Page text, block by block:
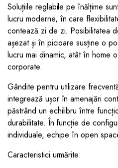
Soluțiile reglabile pe înălțime
lucru moderne, în care
contează zi de zi. Posibilitatea
așezat și în picioare susține o
lucru mai dinamic, atât în home
corporate.
Gândite pentru utilizare
integrează ușor în amenajări
păstrând un echilibru între
durabilitate. În funcție de
individuale, echipe în open
Caracteristici urmărite: